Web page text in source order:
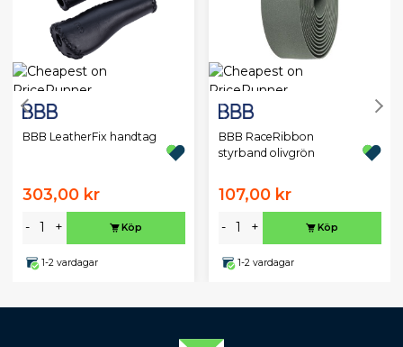
BBB LeatherFix handtag
303,00 kr
- + Köp
1-2 vardagar
BBB RaceRibbon
styrband olivgrön
107,00 kr
- + Köp
1-2 vardagar